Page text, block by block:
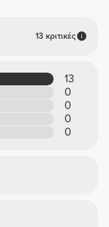
13 κριτικές
13
0
0
0
0